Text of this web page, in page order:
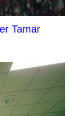
Tamar